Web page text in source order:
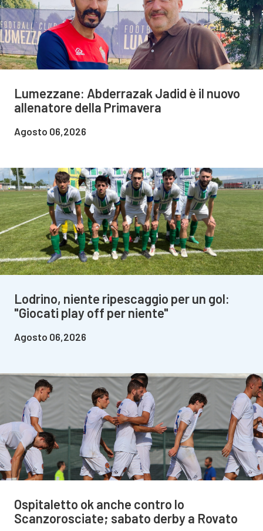
Lumezzane: Abderrazak Jadid è il nuovo
allenatore della Primavera
Agosto 06,2026
Lodrino, niente ripescaggio per un gol:
"Giocati play off per niente"
Agosto 06,2026
Ospitaletto ok anche contro lo
Scanzorosciate; sabato derby a Rovato